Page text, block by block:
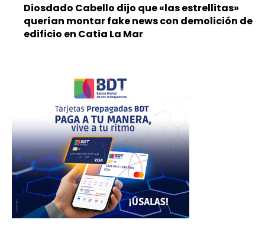
Diosdado Cabello dijo que «las estrellitas»
querían montar fake news con demolición de
edificio en Catia La Mar